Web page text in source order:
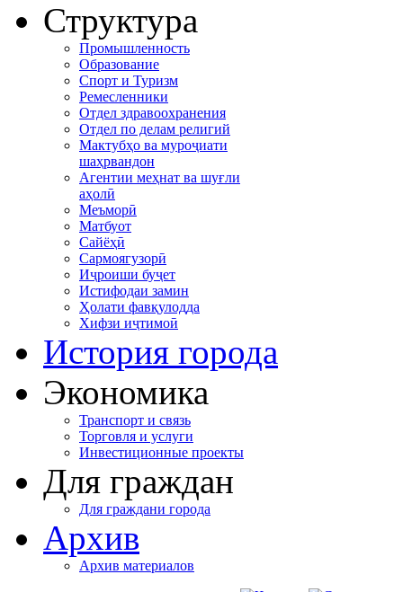
Структура
Промышленность
Образование
Спорт и Туризм
Ремесленники
Отдел здравоохранения
Отдел по делам религий
Мактубҳо ва муроҷиати
шаҳрвандон
Агентии меҳнат ва шуғли
аҳолӣ
Меъморӣ
Матбуот
Сайёҳӣ
Сармоягузорӣ
Иҷроиши буҷет
Истифодаи замин
Ҳолати фавқулодда
Хифзи иҷтимоӣ
История города
Экономика
Транспорт и связь
Торговля и услуги
Инвестиционные проекты
Для граждан
Для граждани города
Архив
Архив материалов